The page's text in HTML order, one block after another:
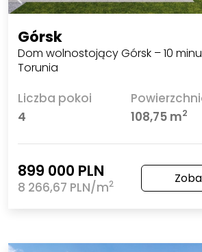
Górsk
Dom wolnostojący Górsk – 10
Torunia
Liczba pokoi
4
108,75 m2
899 000 PLN
8 266,67 PLN/m2